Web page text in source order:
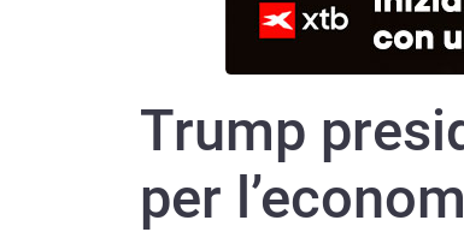
Trump
per